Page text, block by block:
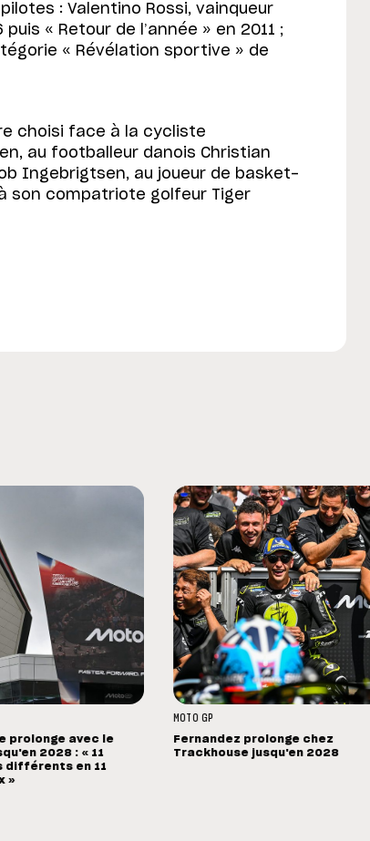
: Valentino Rossi, vainqueur
« Retour de l’année » en 2011 ;
« Révélation sportive » de
choisi face à la cycliste
au footballeur danois Christian
Ingebrigtsen, au joueur de basket-
son compatriote golfeur Tiger
prolonge avec le
2028 : « 11
différents en 11
»
MOTO GP
Fernandez prolonge chez
Trackhouse jusqu'en 2028